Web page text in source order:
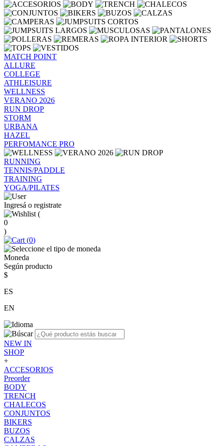
MATCH POINT
ALLURE
COLLEGE
ATHLEISURE
WELLNESS
VERANO 2026
RUN DROP
STORM
URBANA
HAZEL
PERFOMANCE PRO
RUNNING
TENNIS/PADDLE
TRAINING
YOGA/PILATES
Ingresá o registrate
(
0
)
(0)
Moneda
Según producto
$
ES
EN
NEW IN
SHOP
+
ACCESORIOS
Preorder
BODY
TRENCH
CHALECOS
CONJUNTOS
BIKERS
BUZOS
CALZAS